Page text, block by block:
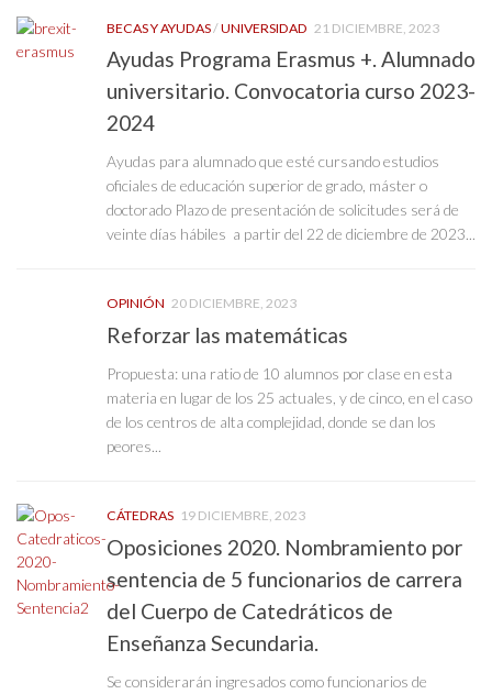
BECAS Y AYUDAS/UNIVERSIDAD 21 DICIEMBRE, 2023
Ayudas Programa Erasmus +. Alumnado
universitario. Convocatoria curso 2023-
2024
Ayudas para alumnado que esté cursando estudios
oficiales de educación superior de grado, máster o
doctorado Plazo de presentación de solicitudes será de
veinte días hábiles a partir del 22 de diciembre de 2023...
OPINIÓN 20 DICIEMBRE, 2023
Reforzar las matemáticas
Propuesta: una ratio de 10 alumnos por clase en esta
materia en lugar de los 25 actuales, y de cinco, en el caso
de los centros de alta complejidad, donde se dan los
peores...
CÁTEDRAS 19 DICIEMBRE, 2023
Oposiciones 2020. Nombramiento por
sentencia de 5 funcionarios de carrera
del Cuerpo de Catedráticos de
Enseñanza Secundaria.
Se considerarán ingresados como funcionarios de